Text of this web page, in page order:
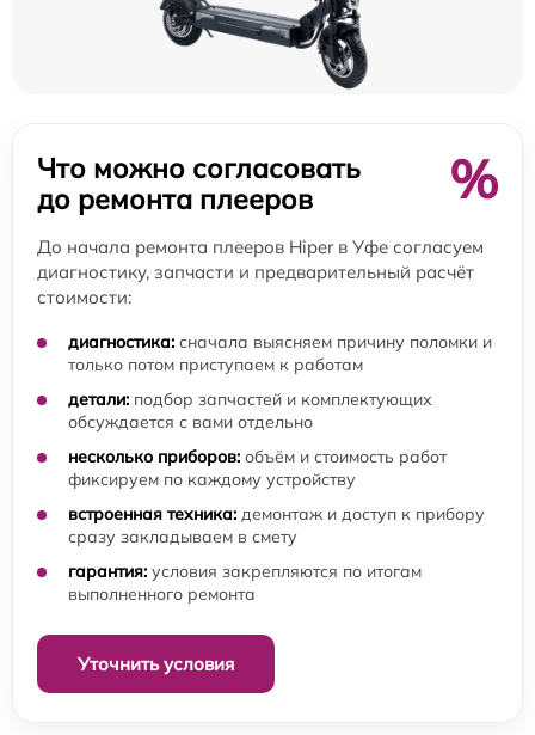
Что можно согласовать
до ремонта плееров
%
До начала ремонта плееров Hiper в Уфе согласуем
диагностику, запчасти и предварительный расчёт
стоимости:
диагностика: сначала выясняем причину поломки и
только потом приступаем к работам
детали: подбор запчастей и комплектующих
обсуждается с вами отдельно
несколько приборов: объём и стоимость работ
фиксируем по каждому устройству
встроенная техника: демонтаж и доступ к прибору
сразу закладываем в смету
гарантия: условия закрепляются по итогам
выполненного ремонта
Уточнить условия